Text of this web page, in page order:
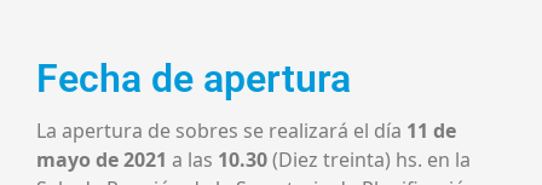
Fecha de apertura
La apertura de sobres se realizará el día 11 de
mayo de 2021 a las 10.30(Diez treinta) hs. en la